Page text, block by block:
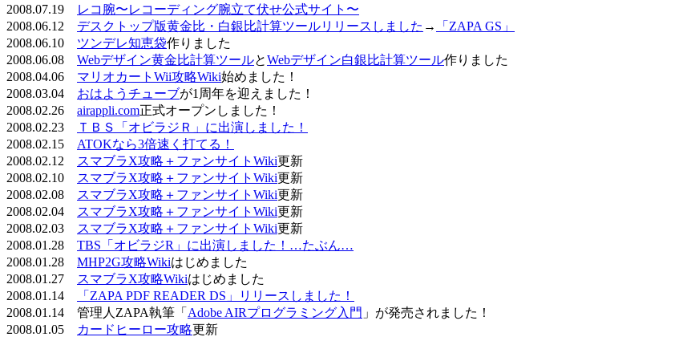
2008.07.19
レコ腕〜レコーディング腕立て伏せ公式サイト〜
2008.06.12 デスクトップ版黄金比・白銀比計算ツールリリースしました →
「ZAPA GS」
2008.06.10 ツンデレ知恵袋作りました
2008.06.08 Webデザイン黄金比計算ツールとWebデザイン白銀比計算ツール作りました
2008.04.06 マリオカートWii攻略Wiki始めました！
2008.03.04 おはようチューブが1周年を迎えました！
2008.02.26 airappli.com正式オープンしました！
2008.02.23
ＴＢＳ「オビラジＲ」に出演しました！
2008.02.15 ATOKなら3倍速く打てる！
2008.02.12
スマブラX攻略＋ファンサイトWiki更新
2008.02.10
スマブラX攻略＋ファンサイトWiki更新
2008.02.08
スマブラX攻略＋ファンサイトWiki更新
2008.02.04
スマブラX攻略＋ファンサイトWiki更新
2008.02.03
スマブラX攻略＋ファンサイトWiki更新
2008.01.28 TBS「オビラジR」に出演しました！…たぶん…
2008.01.28 MHP2G攻略Wikiはじめました
2008.01.27
スマブラX攻略Wikiはじめました
2008.01.14
「ZAPA PDF READER DS」リリースしました！
2008.01.14 管理人ZAPA執筆「 Adobe AIRプログラミング入門 」が発売されました！
2008.01.05
カードヒーロー攻略更新